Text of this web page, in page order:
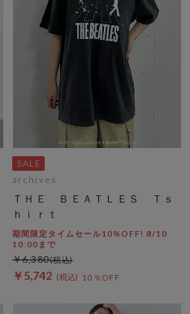
archives
ＴＨＥ ＢＥＡＴＬＥＳ Ｔｓ
ｈｉｒｔ
期間限定タイムセール10%OFF! 8/10
10:00まで
￥5,742 10％OFF
￥6,380